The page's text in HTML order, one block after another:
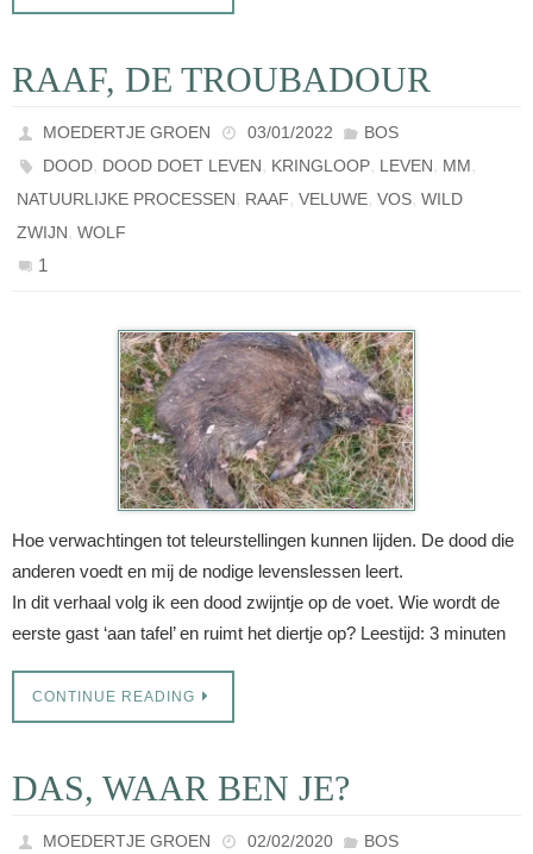
RAAF, DE TROUBADOUR
MOEDERTJE GROEN 03/01/2022
BOS
DOOD, DOOD DOET LEVEN, KRINGLOOP, LEVEN, MM,
NATUURLIJKE PROCESSEN, RAAF, VELUWE, VOS, WILD
ZWIJN, WOLF
1
Hoe verwachtingen tot teleurstellingen kunnen lijden. De dood die
anderen voedt en mij de nodige levenslessen leert.
In dit verhaal volg ik een dood zwijntje op de voet. Wie wordt de
eerste gast ‘aan tafel’ en ruimt het diertje op? Leestijd: 3 minuten
CONTINUE READING
DAS, WAAR BEN JE?
MOEDERTJE GROEN 02/02/2020 BOS